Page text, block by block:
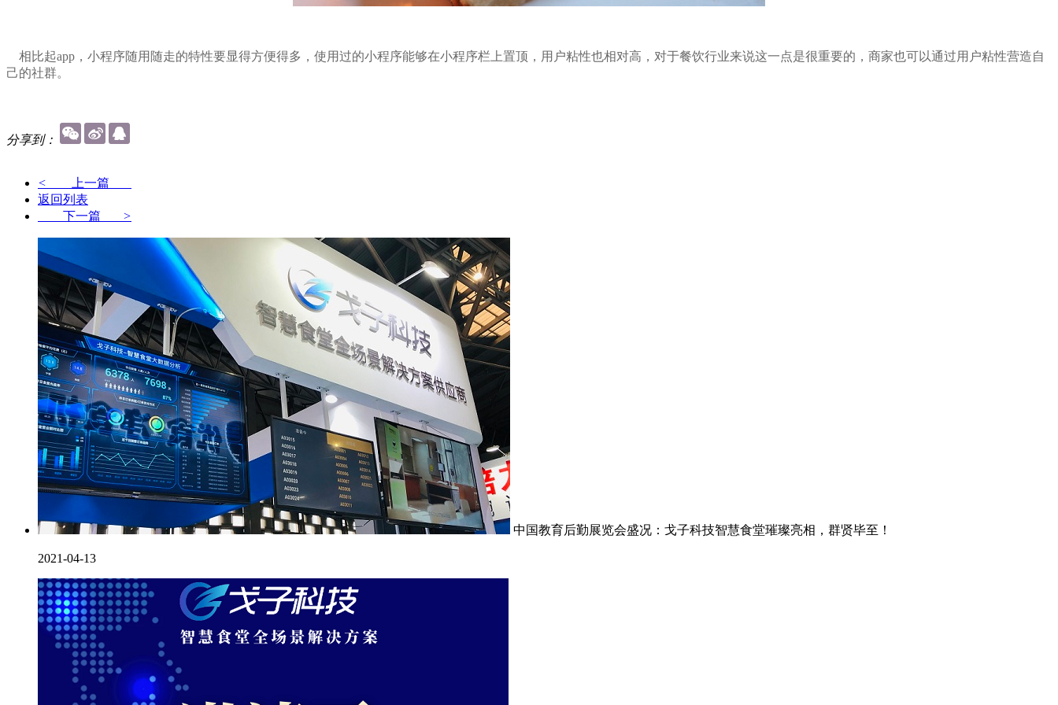
相比起app，小程序随用随走的特性要显得方便得多，使用过的小程序能够在小程序栏上置顶，用户粘性也相对高，对于餐饮行业来说这一点是很重要的，商家也可以通过用户粘性营造自
己的社群。
分享到：
< 上一篇
返回列表
下一篇 >
中国教育后勤展览会盛况：戈子科技智慧食堂璀璨亮相，群贤毕至！
2021-04-13